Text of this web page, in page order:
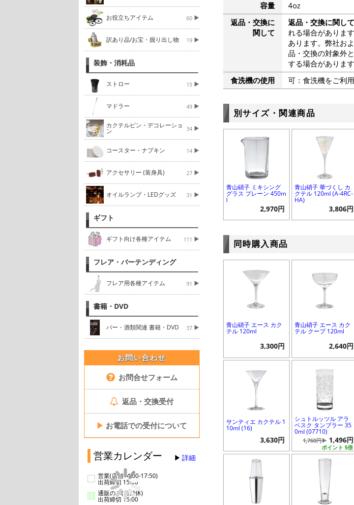
お役立ちアイテム 60
訳あり品/お宝・掘り出し物 19
装飾・消耗品
ストロー 15
マドラー 49
カクテルピン・デコレーショ
ン 34
コースター・ナプキン 14
アクセサリー (装身具) 27
オイルランプ・LEDグッズ 31
ギフト
ギフト向け各種アイテム 111
フレア・バーテンディング
フレア用各種アイテム 91
書籍・DVD
バー・酒類関連 書籍・DVD 37
お問い合わせ
お問合せフォーム
返品・交換受付
▶ お電話での受付について
営業カレンダー 詳細
営業(店舗14:00-17:50)
出荷締切 15:00
通販のみ(店舗休)
出荷締切 15:00
容量
4oz
返品・交換に
関して
返品・交換に関し
れる場合がありま
あります。弊社お
品・交換の対象外
する場合がありま
食洗機の使用
可：食洗機をご利
別サイズ・関連商品
青山硝子 ミキシング
グラス プレーン 450m
l
2,970円
青山硝子 華づくし カ
クテル 120ml (A-4RC-
HA)
3,806円
同時購入商品
青山硝子 エース カク
テル 120ml
3,300円
青山硝子 エース カク
テル クープ 120ml
2,640円
サンティエ カクテル 1
10ml (16)
3,630円
シュトルッツル アラ
ベスク タンブラー 35
0ml (07710)
ポイント 5倍
1,760円▶ 1,496円